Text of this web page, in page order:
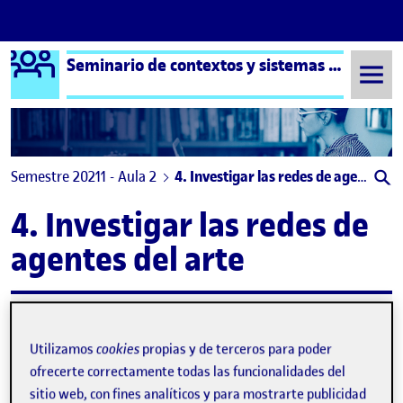
Saltar al contenido
Logo Ágora Seminario de contextos y sistemas del arte aula 2
Semestre 20211 - Aula 2 4. Investigar las redes de agentes del arte
4. Investigar las redes de
agentes del arte
Informe, formador de personas
Visibilidad:
Pública-Fecha de publicación
22 Dic 2021-comentarioen Informe, formador de personas
Resumen de la entrevista ¿Qué función desempeñas dentro del
sistema del mundo artístico? Bien, pues yo soy profesor de
Utilizamoscookies propias y de terceros para poder
ofrecerte correctamente todas las funcionalidades del
sitio web, con fines analíticos y para mostrarte publicidad